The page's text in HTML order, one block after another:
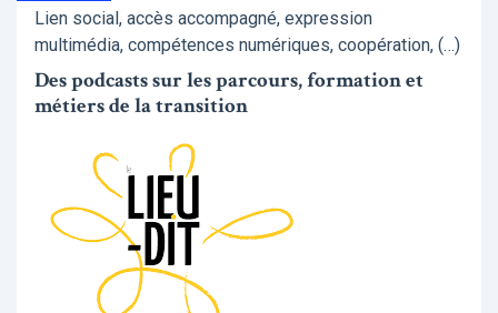
Lien social, accès accompagné, expression
multimédia, compétences numériques, coopération, (…)
Des podcasts sur les parcours, formation et
métiers de la transition